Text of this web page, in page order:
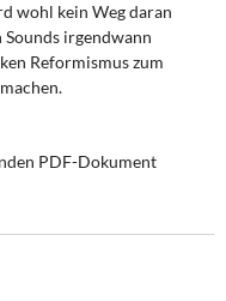
wohl kein Weg daran
irgendwann
Reformismus zum
PDF-Dokument